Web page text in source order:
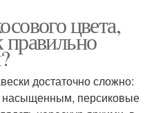
цвета,
достаточно сложно:
насыщенным, персиковые